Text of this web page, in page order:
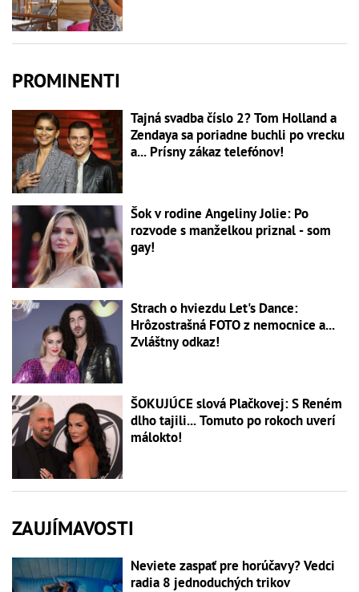
PROMINENTI
Tajná svadba číslo 2? Tom Holland a
Zendaya sa poriadne buchli po vrecku
a... Prísny zákaz telefónov!
Šok v rodine Angeliny Jolie: Po
rozvode s manželkou priznal - som
gay!
Strach o hviezdu Let's Dance:
Hrôzostrašná FOTO z nemocnice a...
Zvláštny odkaz!
ŠOKUJÚCE slová Plačkovej: S Reném
dlho tajili... Tomuto po rokoch uverí
málokto!
ZAUJÍMAVOSTI
Neviete zaspať pre horúčavy? Vedci
radia 8 jednoduchých trikov